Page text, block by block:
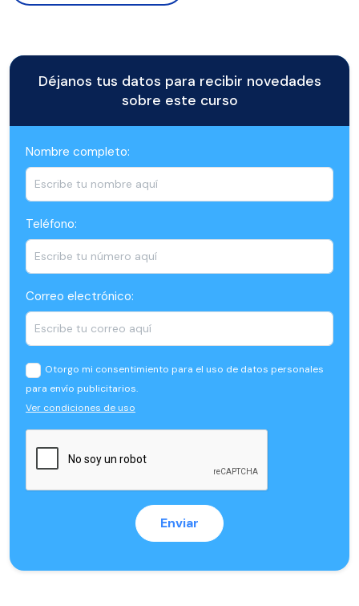
Déjanos tus datos para recibir novedades
sobre este curso
Nombre completo:
Teléfono:
Correo electrónico:
Otorgo mi consentimiento para el uso de datos personales
para envío publicitarios.
Ver condiciones de uso